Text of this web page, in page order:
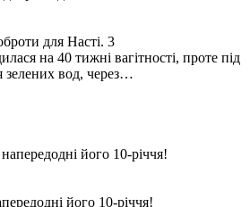
для Насті. 3
на 40 тижні вагітності, проте під
зелених вод, через…
його 10-річчя!